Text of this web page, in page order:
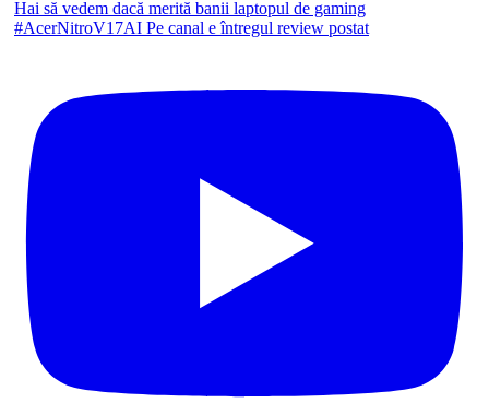
Hai să vedem dacă merită banii laptopul de gaming
#AcerNitroV17AI Pe canal e întregul review postat